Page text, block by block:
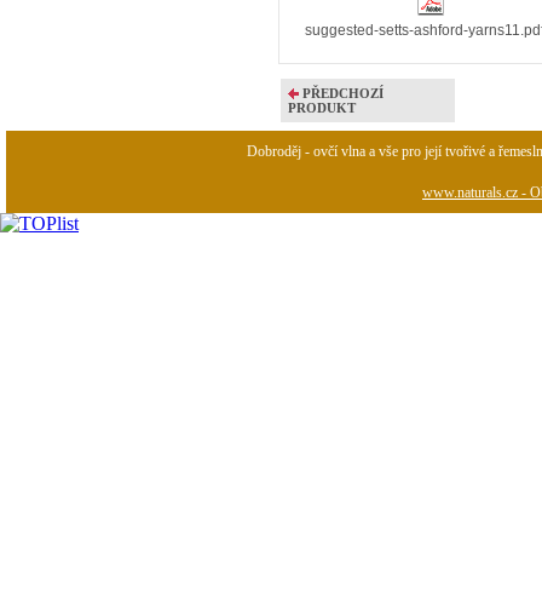
suggested-setts-ashford-
PŘEDCHOZÍ
PRODUKT
Dobroděj - ovčí vlna a vše pro její tvořivé a
www.naturals.cz -